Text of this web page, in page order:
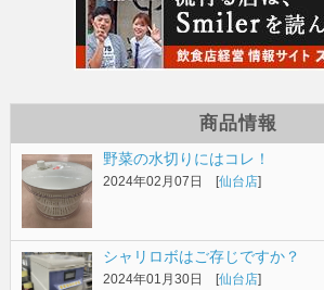
商品情報
野菜の水切りにはコレ！
2024年02月07日 [仙台店]
シャリロボはご存じですか？
2024年01月30日 [仙台店]